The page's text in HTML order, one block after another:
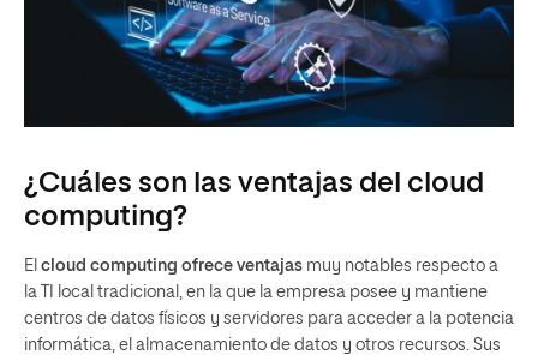
¿Cuáles son las ventajas del cloud
computing?
El cloud computing ofrece ventajas muy notables respecto a
la TI local tradicional, en la que la empresa posee y mantiene
centros de datos físicos y servidores para acceder a la potencia
informática, el almacenamiento de datos y otros recursos. Sus